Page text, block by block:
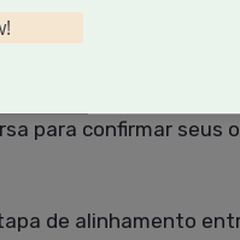
que o plano de
para confirmar seus
de alinhamento